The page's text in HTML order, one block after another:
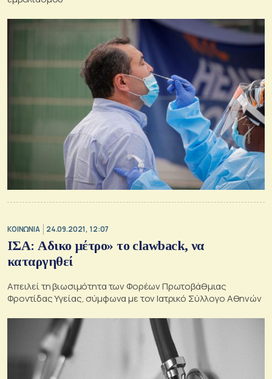
ΚΟΙΝΩΝΙΑ 24.09.2021, 12:07
ΙΣΑ: Αδικο μέτρο» το clawback, να
καταργηθεί
Απειλεί τη βιωσιμότητα των Φορέων Πρωτοβάθμιας
Φροντίδας Υγείας, σύμφωνα με τον Ιατρικό Σύλλογο Αθηνών